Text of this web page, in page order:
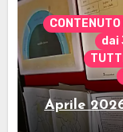
dai
Aprile